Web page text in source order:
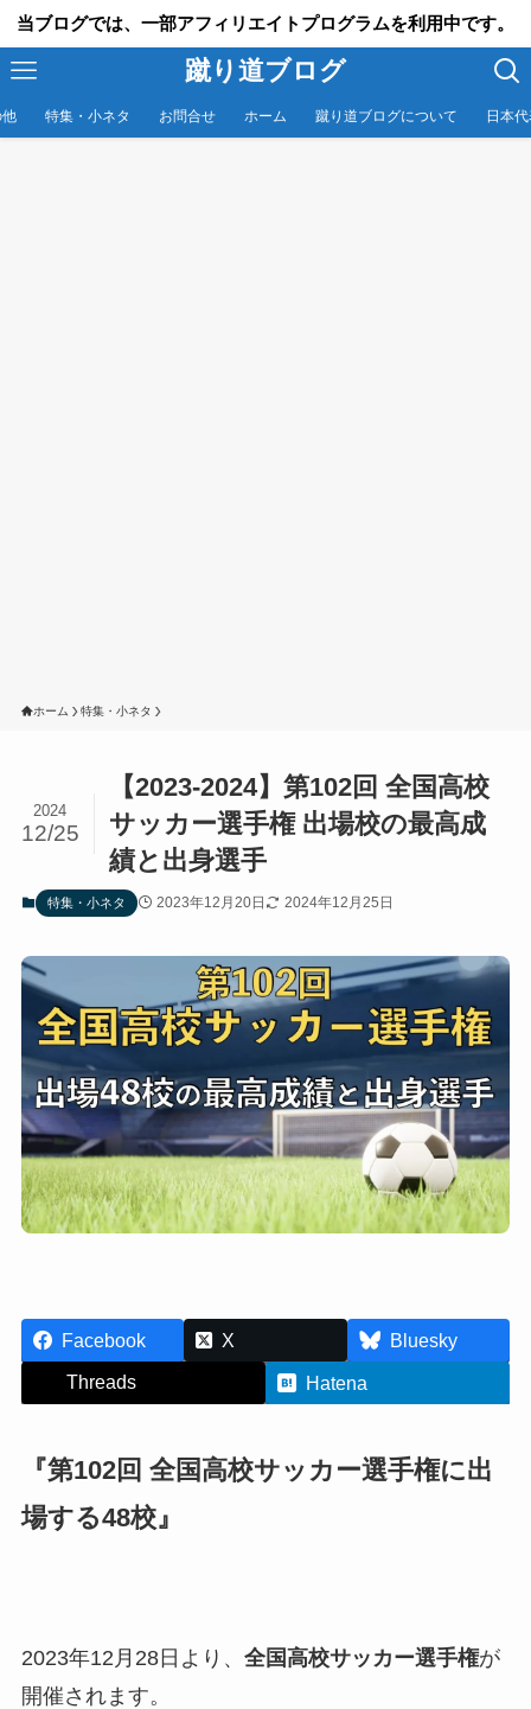
当ブログでは、一部アフィリエイトプログラムを利用中です。
蹴り道ブログ
特集・小ネタ お問合せ ホーム 蹴り道ブログについて 日本
ホーム 特集・小ネタ
【2023-2024】第102回 全国高校
サッカー選手権 出場校の最高成
績と出身選手
2024
12/25
特集・小ネタ 2023年12月20日 2024年12月25日
Facebook X
Bluesky
Threads
Hatena
『第102回 全国高校サッカー選手権に出
場する48校』
2023年12月28日より、 全国高校サッカー選手権が
開催されます。